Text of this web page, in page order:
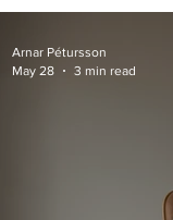
Arnar Pétursson
May 28
3 min read